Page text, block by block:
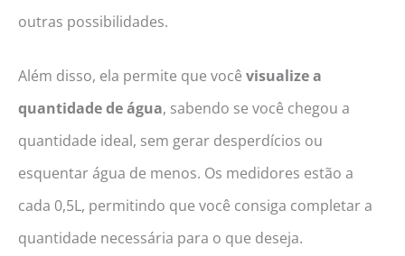
outras possibilidades.
Além disso, ela permite que você visualize a
quantidade de água, sabendo se você chegou a
quantidade ideal, sem gerar desperdícios ou
esquentar água de menos. Os medidores estão a
cada 0,5L, permitindo que você consiga completar a
quantidade necessária para o que deseja.